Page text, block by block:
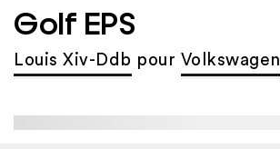
Golf EPS
Louis Xiv-Ddb pour Volkswagen